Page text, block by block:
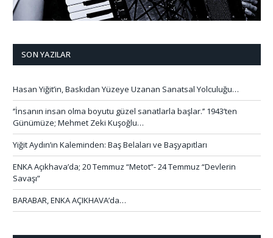
SON YAZILAR
Hasan Yiğit’in, Baskıdan Yüzeye Uzanan Sanatsal Yolculuğu…
‘’İnsanın insan olma boyutu güzel sanatlarla başlar.’’ 1943’ten
Günümüze; Mehmet Zeki Kuşoğlu…
Yiğit Aydın’ın Kaleminden: Baş Belaları ve Başyapıtları
ENKA Açıkhava’da; 20 Temmuz “Metot”- 24 Temmuz “Devlerin
Savaşı”
BARABAR, ENKA AÇIKHAVA’da…